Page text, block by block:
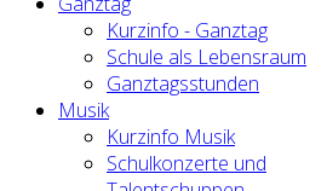
Kurzinfo - Ganztag
Schule als Lebensraum
Ganztagsstunden
Musik
Kurzinfo Musik
Schulkonzerte und